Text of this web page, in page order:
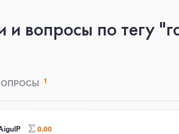
и вопросы по тегу
1
0.00